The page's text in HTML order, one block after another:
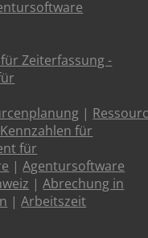
Zeiterfassung -
|
für
für
|Agentursoftware
|Abrechung in
|Arbeitszeit